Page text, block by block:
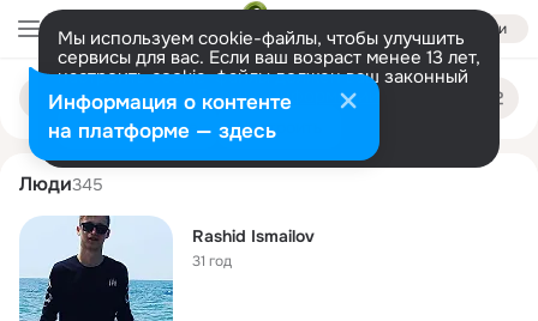
Войти
Мы используем cookie-файлы, чтобы улучшить
сервисы для вас. Если ваш возраст менее 13 лет,
настроить cookie-файлы должен ваш законный
представитель. Больше информации
Разрешить все Настроить
Поиск
людям
rashid ismailov
Люди345
Rashid Ismailov
31 год
Информация о контенте
на платформе — здесь